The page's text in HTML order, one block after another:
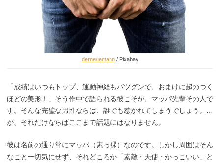
derneuemann/ Pixabay
「成績はいつもトップ、運動神経もバツグンで、おまけに超のつく
ほどの美形！」そう作中で語られる彼こそが、マッパ先輩その人で
す。そんな完璧な男性ならば、誰でも惹かれてしまうでしょう。…
が、それだけならばここまで話題にはなりません。
彼は名前の通り常にマッパ（素っ裸）なのです。しかし周囲はそん
なこと一切気にせず、それどころか「素敵・天使・かっこいい」と